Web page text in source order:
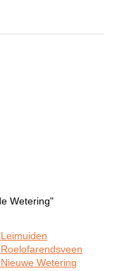
Wetering"
Wetering